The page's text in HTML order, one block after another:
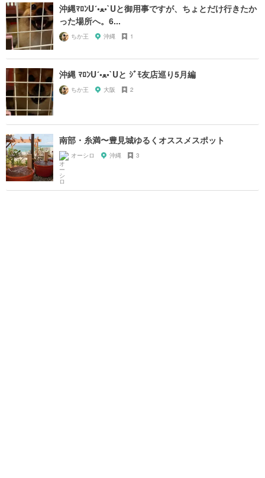
沖縄ﾏﾛﾝU´•ﻌ•`Uと御用事ですが、ちょとだけ行きたか
った場所へ。6...
ちか王 沖縄 1
沖縄 ﾏﾛﾝU´•ﻌ•`Uと ｼﾞﾓ友店巡り5月編
ちか王 大阪 2
南部・糸満〜豊見城ゆるくオススメスポット
オーシロ 沖縄 3